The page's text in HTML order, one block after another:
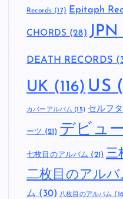
Records (17) Epitaph
CHORDS (28) JPN
DEATH RECORDS
UK (116) US
カバーアルバム (15) セルフ
ーツ (21) デビュ
七枚目のアルバム (21) 三
二枚目のアルバ
ム (30) 八枚目のアルバム